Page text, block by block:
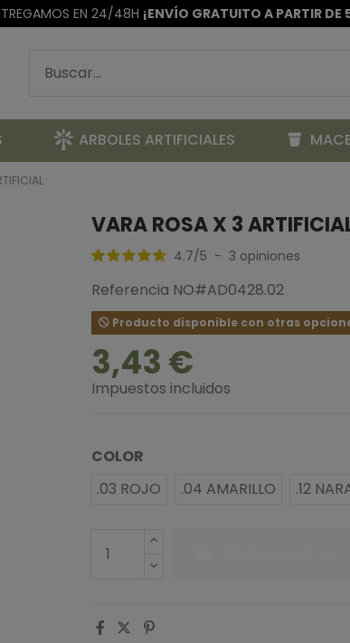
EN 24/48H ¡ENVÍO GRATUITO A PARTIR
ARBOLES ARTIFICIALES
VARA ROSA X 3
4.7/5 - 3 opiniones
Referencia NO#AD0428.02
Producto disponible con otras
3,43 €
Impuestos incluidos
COLOR
.03 ROJO
.04 AMARILLO .12